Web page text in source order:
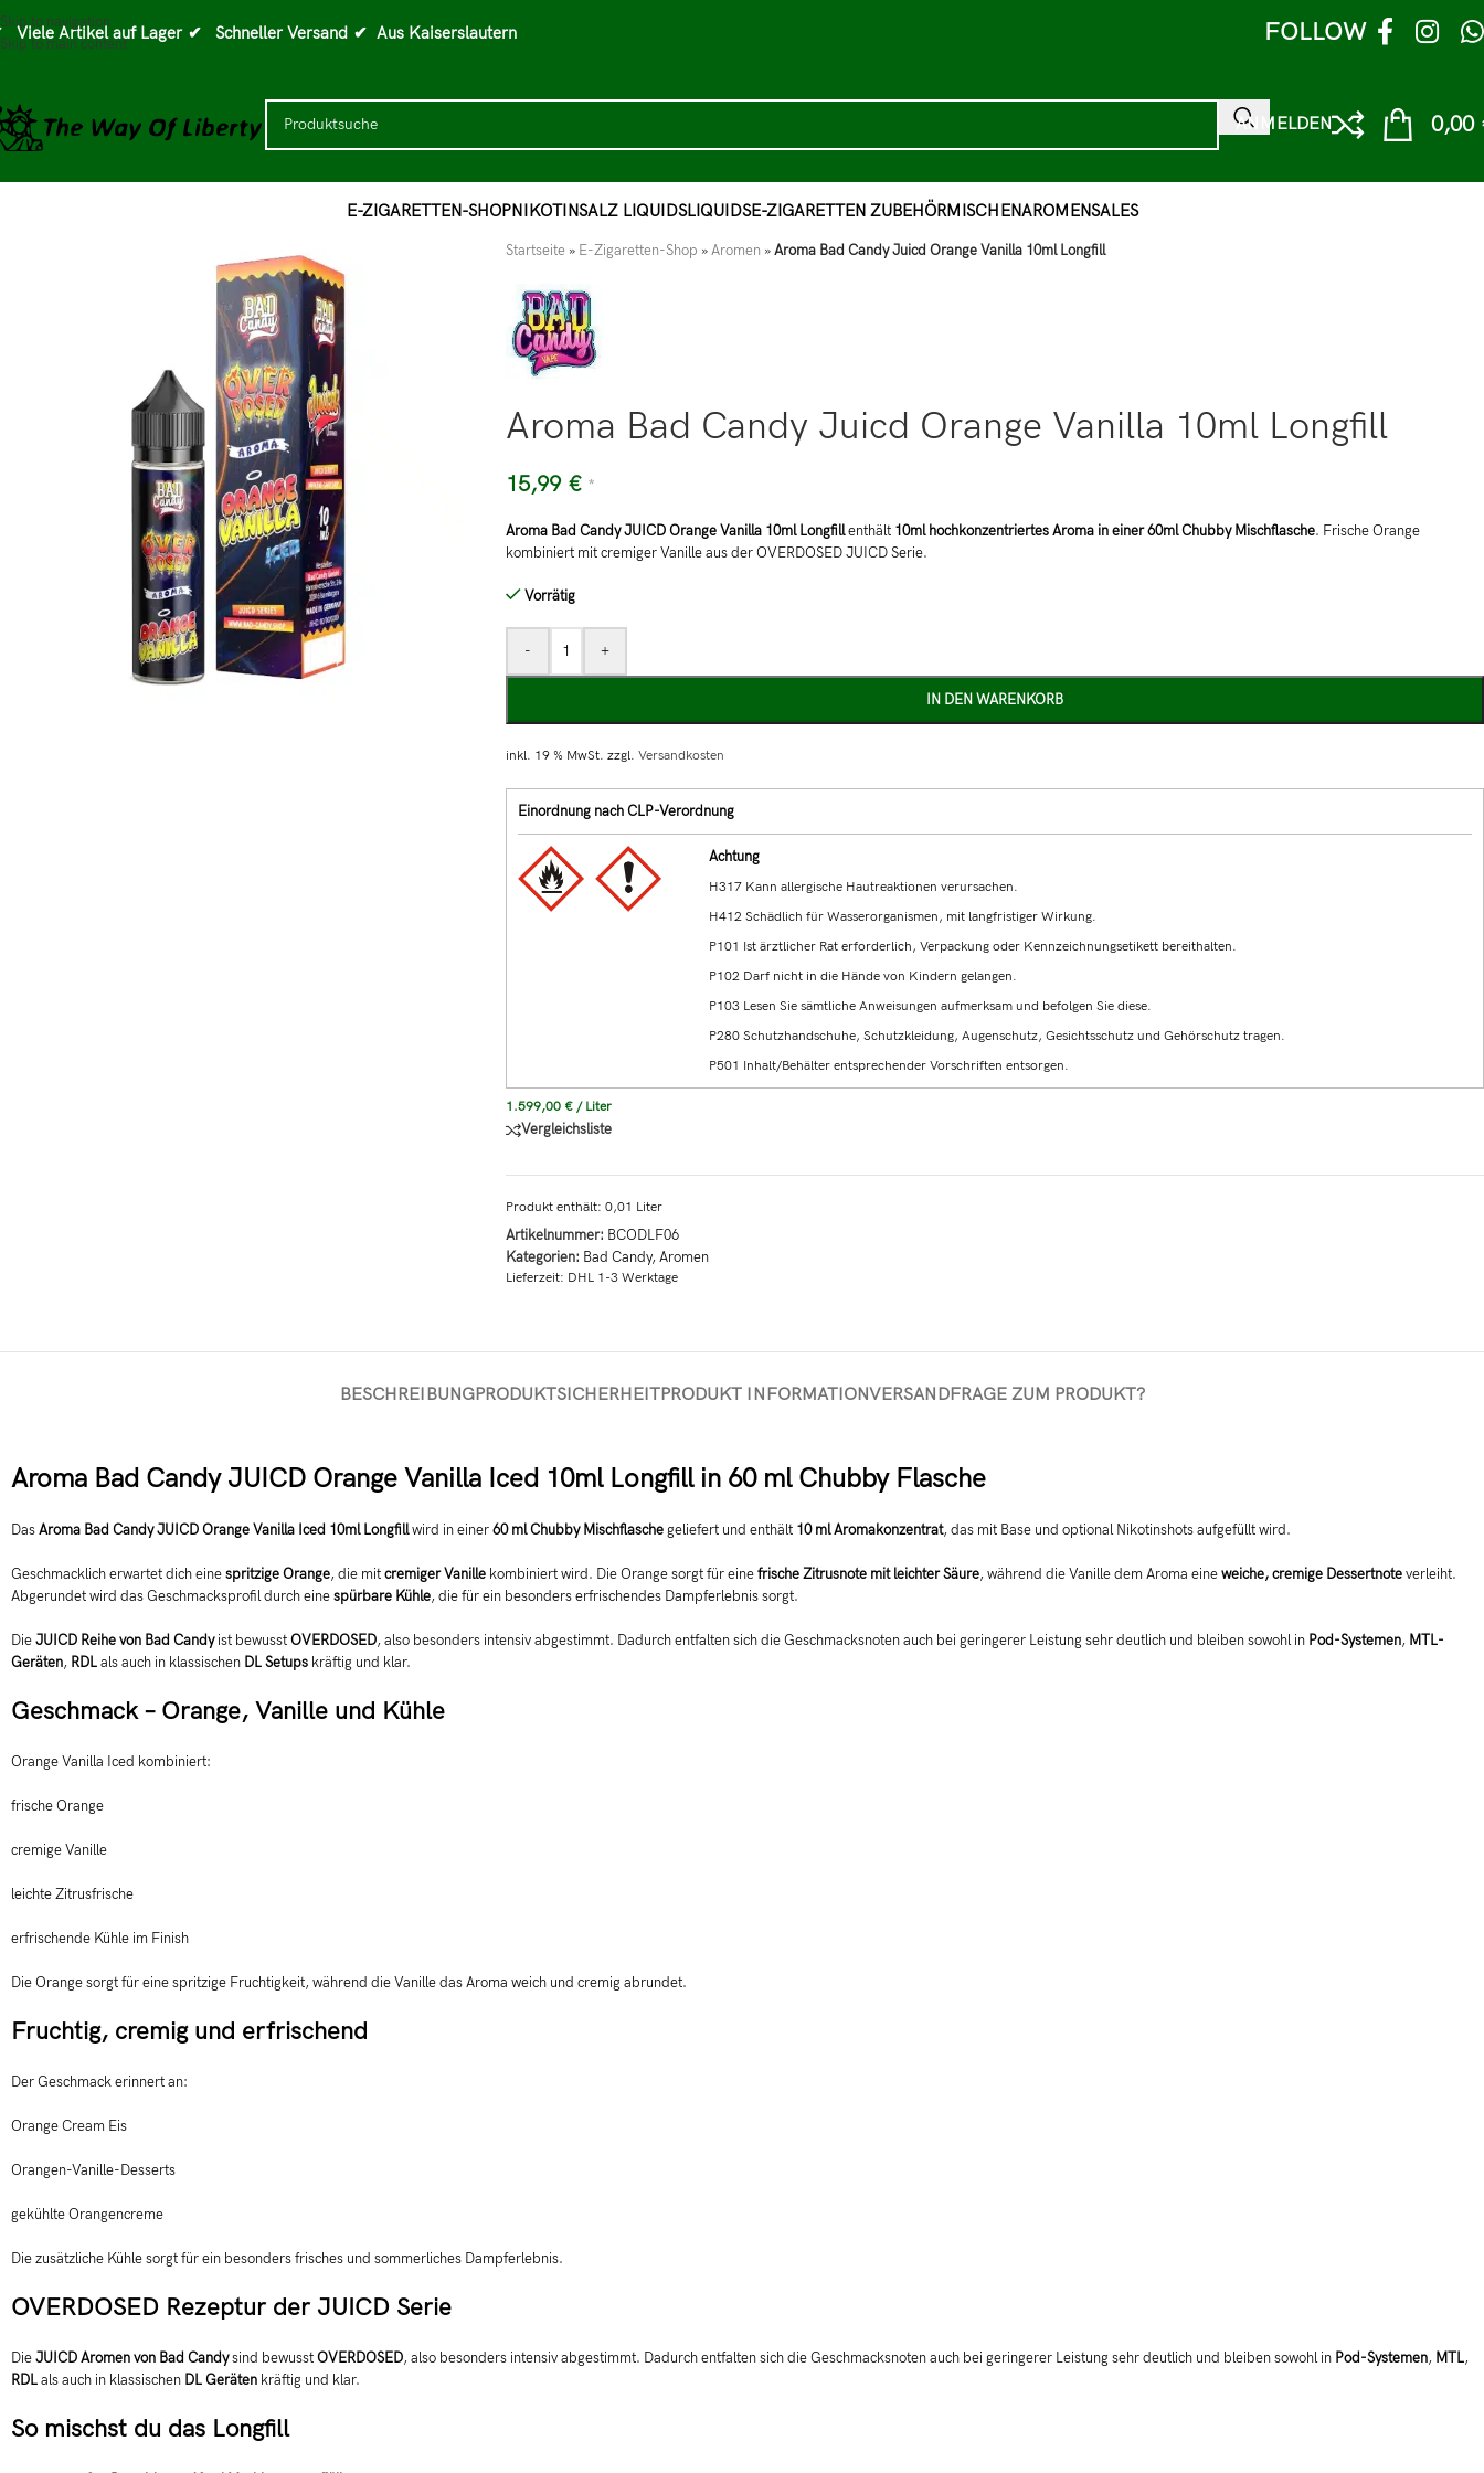
Skip to navigation
Skip to main content
Viele Artikel auf Lager ✔ Schneller Versand ✔ Aus Kaiserslautern FOLLOW
ANMELDEN 0,00
E-ZIGARETTEN-SHOPNIKOTINSALZ LIQUIDSLIQUIDSE-ZIGARETTEN ZUBEHÖRMISCHENAROMENSALES
Startseite » E-Zigaretten-Shop »Aromen »Aroma Bad Candy Juicd Orange Vanilla 10ml Longfill
Aroma Bad Candy Juicd Orange Vanilla 10ml Longfill
15,99 € *
Aroma Bad Candy JUICD Orange Vanilla 10ml Longfillenthält 10ml hochkonzentriertes Aroma in einer 60ml Chubby Mischflasche. Frische Orange
kombiniert mit cremiger Vanille aus der OVERDOSED JUICD Serie.
Vorrätig
- +
IN DEN WARENKORB
inkl. 19 % MwSt. zzgl. Versandkosten
Einordnung nach CLP-Verordnung
Achtung
H317 Kann allergische Hautreaktionen verursachen.
H412 Schädlich für Wasserorganismen, mit langfristiger Wirkung.
P101 Ist ärztlicher Rat erforderlich, Verpackung oder Kennzeichnungsetikett bereithalten.
P102 Darf nicht in die Hände von Kindern gelangen.
P103 Lesen Sie sämtliche Anweisungen aufmerksam und befolgen Sie diese.
P280 Schutzhandschuhe, Schutzkleidung, Augenschutz, Gesichtsschutz und Gehörschutz tragen.
P501 Inhalt/Behälter entsprechender Vorschriften entsorgen.
1.599,00 € / Liter
Vergleichsliste
Produkt enthält: 0,01 Liter
Artikelnummer: BCODLF06
Kategorien: Bad Candy,Aromen
Lieferzeit: DHL 1-3 Werktage
BESCHREIBUNGPRODUKTSICHERHEITPRODUKT INFORMATIONVERSANDFRAGE ZUM PRODUKT?
Aroma Bad Candy JUICD Orange Vanilla Iced 10ml Longfill in 60 ml Chubby Flasche
DasAroma Bad Candy JUICD Orange Vanilla Iced 10ml Longfillwird in einer60 ml Chubby Mischflaschegeliefert und enthält 10 ml Aromakonzentrat, das mit Base und optional Nikotinshots aufgefüllt wird.
Geschmacklich erwartet dich einespritzige Orange, die mitcremiger Vanille kombiniert wird. Die Orange sorgt für einefrische Zitrusnote mit leichter Säure, während die Vanille dem Aroma eineweiche, cremige Dessertnoteverleiht.
Abgerundet wird das Geschmacksprofil durch einespürbare Kühle, die für ein besonders erfrischendes Dampferlebnis sorgt.
DieJUICD Reihe von Bad Candyist bewusstOVERDOSED, also besonders intensiv abgestimmt. Dadurch entfalten sich die Geschmacksnoten auch bei geringerer Leistung sehr deutlich und bleiben sowohl in Pod-Systemen, MTL-
Geräten, RDLals auch in klassischen DL Setups kräftig und klar.
Geschmack – Orange, Vanille und Kühle
Orange Vanilla Iced kombiniert:
frische Orange
cremige Vanille
leichte Zitrusfrische
erfrischende Kühle im Finish
Die Orange sorgt für eine spritzige Fruchtigkeit, während die Vanille das Aroma weich und cremig abrundet.
Fruchtig, cremig und erfrischend
Der Geschmack erinnert an:
Orange Cream Eis
Orangen-Vanille-Desserts
gekühlte Orangencreme
Die zusätzliche Kühle sorgt für ein besonders frisches und sommerliches Dampferlebnis.
OVERDOSED Rezeptur der JUICD Serie
DieJUICD Aromen von Bad Candysind bewusstOVERDOSED, also besonders intensiv abgestimmt. Dadurch entfalten sich die Geschmacksnoten auch bei geringerer Leistung sehr deutlich und bleiben sowohl in Pod-Systemen, MTL,
RDLals auch in klassischen DL Geräten kräftig und klar.
So mischst du das Longfill